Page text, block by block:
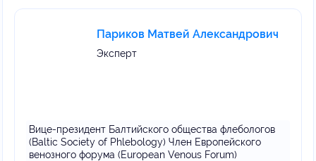
Париков Матвей Александрович
Эксперт
Вице-президент Балтийского общества флебологов
(Baltic Society of Phlebology) Член Европейского
венозного форума (European Venous Forum)